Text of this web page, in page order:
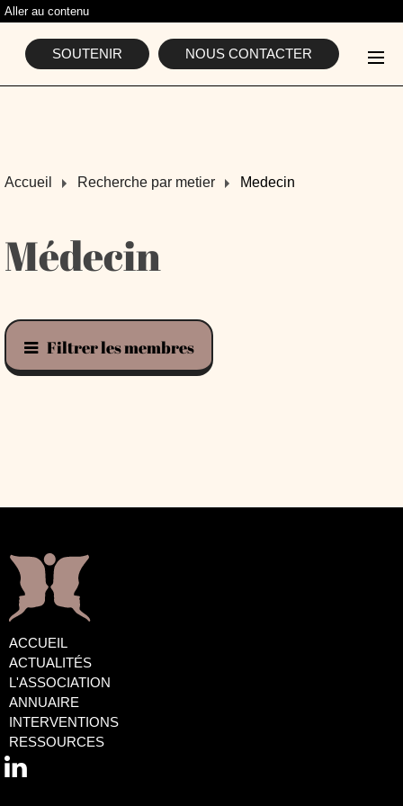
Aller au contenu
SOUTENIR L'ASSOCIATIONNOUS CONTACTER
Accueil Recherche par metier Medecin
Médecin
Filtrer les membres
ACCUEIL
ACTUALITÉS
L'ASSOCIATION
ANNUAIRE
INTERVENTIONS
RESSOURCES
